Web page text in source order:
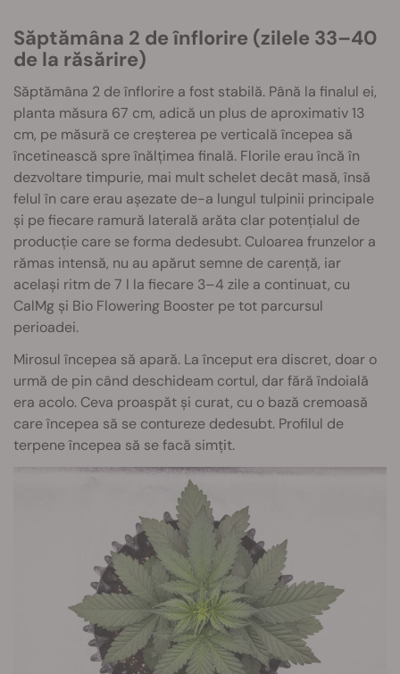
Săptămâna 2 de înflorire (zilele 33–40
de la răsărire)
Săptămâna 2 de înflorire a fost stabilă. Până la finalul ei,
planta măsura 67 cm, adică un plus de aproximativ 13
cm, pe măsură ce creșterea pe verticală începea să
încetinească spre înălțimea finală. Florile erau încă în
dezvoltare timpurie, mai mult schelet decât masă, însă
felul în care erau așezate de-a lungul tulpinii principale
și pe fiecare ramură laterală arăta clar potențialul de
producție care se forma dedesubt. Culoarea frunzelor a
rămas intensă, nu au apărut semne de carență, iar
același ritm de 7 l la fiecare 3–4 zile a continuat, cu
CalMg și Bio Flowering Booster pe tot parcursul
perioadei.
Mirosul începea să apară. La început era discret, doar o
urmă de pin când deschideam cortul, dar fără îndoială
era acolo. Ceva proaspăt și curat, cu o bază cremoasă
care începea să se contureze dedesubt. Profilul de
terpene începea să se facă simțit.